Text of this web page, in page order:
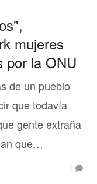
mujeres
por la ONU
de un pueblo
que todavía
gente extraña
que…
1